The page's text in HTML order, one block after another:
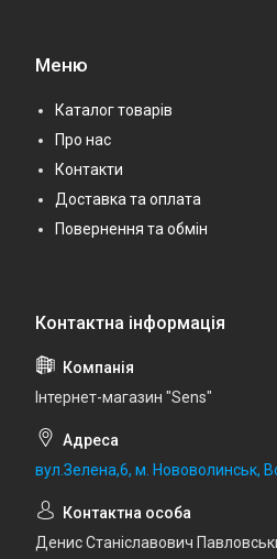
Меню
Каталог товарів
Про нас
Контакти
Доставка та оплата
Повернення та обмін
Iнтернет-магазин "Sens"
вул.Зелена,6, м. Нововолинськ,
Денис Станіславович